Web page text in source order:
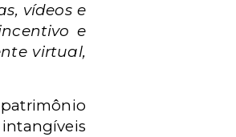
vídeos e
e
virtual,